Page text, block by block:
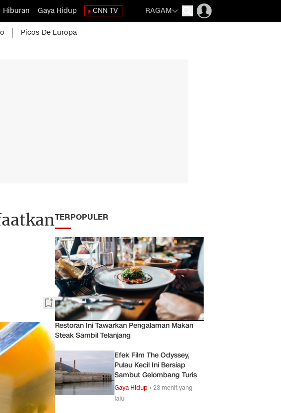
Hiburan Gaya Hidup CNN TV RAGAM
Picos De Europa
TERPOPULER
Restoran Ini Tawarkan Pengalaman Makan
Steak Sambil Telanjang
Efek Film The Odyssey,
Pulau Kecil Ini Bersiap
Sambut Gelombang Turis
Gaya Hidup •23 menit yang
lalu